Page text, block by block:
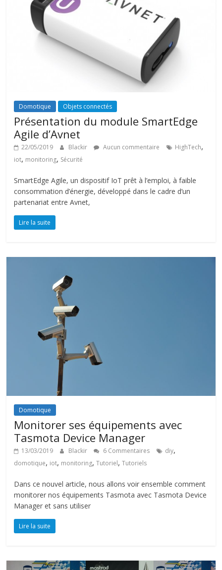
Domotique Objets connectés
Présentation du module SmartEdge
Agile d’Avnet
22/05/2019 Blackir Aucun commentaire HighTech,
iot, monitoring, Sécurité
SmartEdge Agile, un dispositif IoT prêt à l’emploi, à faible
consommation d’énergie, développé dans le cadre d’un
partenariat entre Avnet,
Lire la suite
Domotique
Monitorer ses équipements avec
Tasmota Device Manager
13/03/2019 Blackir 6 Commentaires diy,
domotique, iot, monitoring,Tutoriel,Tutoriels
Dans ce nouvel article, nous allons voir ensemble comment
monitorer nos équipements Tasmota avec Tasmota Device
Manager et sans utiliser
Lire la suite